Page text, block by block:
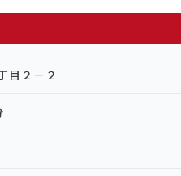
目２－２